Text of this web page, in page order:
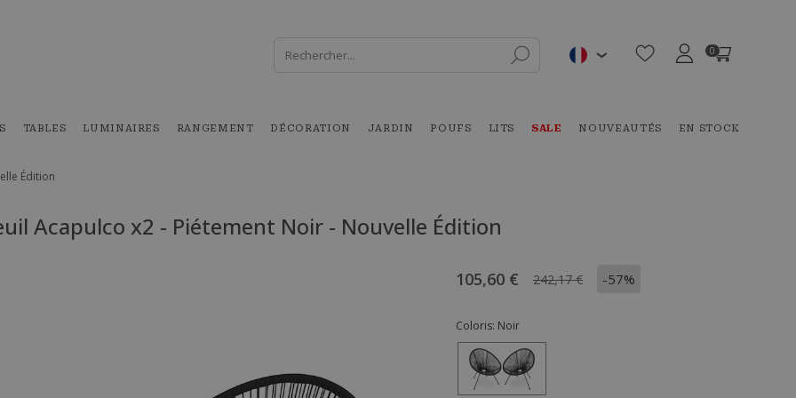
0
TABLES LUMINAIRES RANGEMENT DÉCORATION JARDIN POUFS LITS SALE NOUVEAUTÉS EN STOCK
Édition
Acapulco x2 - Piétement Noir - Nouvelle Édition
105,60 € 242,17 € -57%
Coloris: Noir